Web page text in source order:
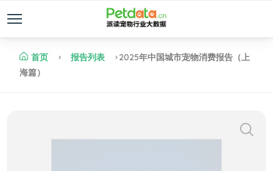
首页 报告列表
2025年中国城市宠物消费报告（上
海篇）